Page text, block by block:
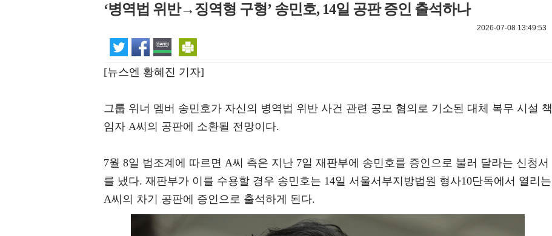
‘병역법 위반→징역형 구형’ 송민호, 14일 공판 증인 출석하나
2026-07-08 13:49:53
[뉴스엔 황혜진 기자]
그룹 위너 멤버 송민호가 자신의 병역법 위반 사건 관련 공모 혐의로 기소된 대체 복무 시설 책
임자 A씨의 공판에 소환될 전망이다.
7월 8일 법조계에 따르면 A씨 측은 지난 7일 재판부에 송민호를 증인으로 불러 달라는 신청서
를 냈다. 재판부가 이를 수용할 경우 송민호는 14일 서울서부지방법원 형사10단독에서 열리는
A씨의 차기 공판에 증인으로 출석하게 된다.